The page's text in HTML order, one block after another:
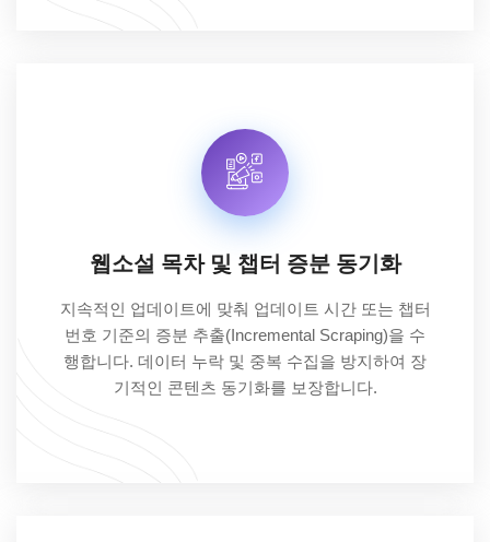
웹소설 목차 및 챕터 증분 동기화
지속적인 업데이트에 맞춰 업데이트 시간 또는 챕터
번호 기준의 증분 추출(Incremental Scraping)을 수
행합니다. 데이터 누락 및 중복 수집을 방지하여 장
기적인 콘텐츠 동기화를 보장합니다.